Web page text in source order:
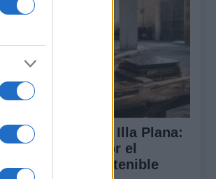
de la Illa Plana:
apuesta por el
náutico sostenible